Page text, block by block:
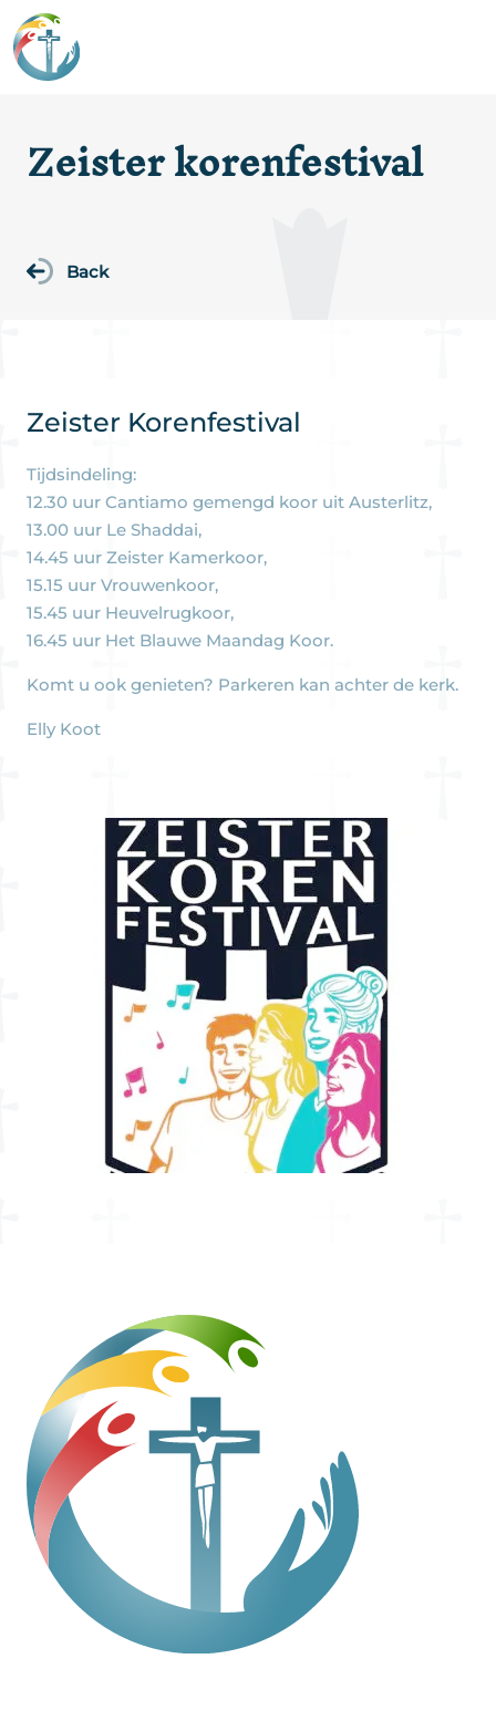
Zeister korenfestival
Back
Zeister Korenfestival
Tijdsindeling:
12.30 uur Cantiamo gemengd koor uit Austerlitz,
13.00 uur Le Shaddai,
14.45 uur Zeister Kamerkoor,
15.15 uur Vrouwenkoor,
15.45 uur Heuvelrugkoor,
16.45 uur Het Blauwe Maandag Koor.
Komt u ook genieten? Parkeren kan achter de kerk.
Elly Koot